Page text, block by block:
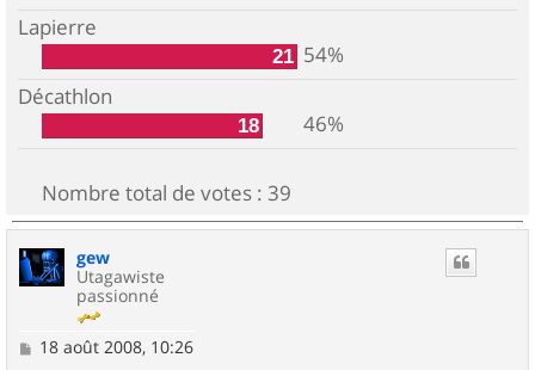
Lapierre
21 54%
Décathlon
18 46%
Nombre total de votes : 39
gew
Utagawiste
passionné
M18 août 2008, 10:26